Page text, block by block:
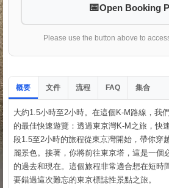
Open Booking
Please use the button above to
概要 文件 流程 FAQ 集合
大約1.5小時至2小時。在這個K-M路線，我
的最佳快速遊覽：透過東京灣K-M之旅，快
段1.5至2小時的旅程從東京灣開始，帶你穿
麗景色。接著，你將前往東京塔，這是一個
的過去和現在。這個旅程非常適合想在短時
要錯過這次難忘的東京標誌性景點之旅。